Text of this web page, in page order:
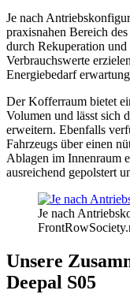
Je nach
praxisnahen Bereich
durch Rekuperation und
Verbrauchswerte
Energiebedarf
Der Kofferraum bietet
Volumen und lässt sich
erweitern. Ebenfalls
Fahrzeugs über einen
Ablagen im Innenraum
ausreichend gepolstert
Je nach
Unsere
Deepal S05